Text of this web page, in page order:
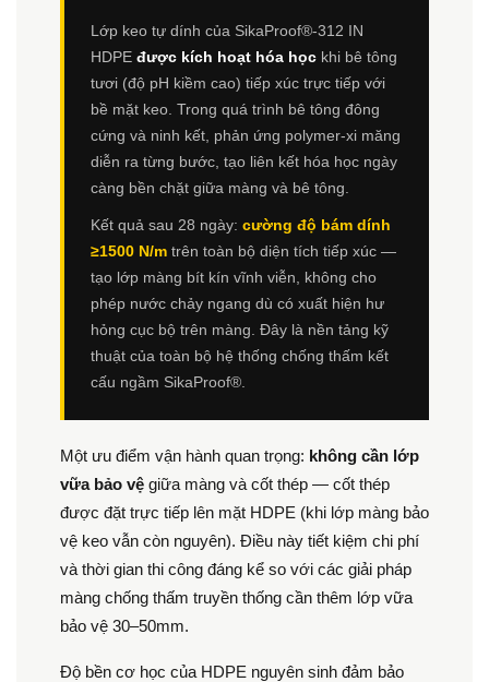
Lớp keo tự dính của SikaProof®-312 IN
HDPE được kích hoạt hóa học khi bê tông
tươi (độ pH kiềm cao) tiếp xúc trực tiếp với
bề mặt keo. Trong quá trình bê tông đông
cứng và ninh kết, phản ứng polymer-xi măng
diễn ra từng bước, tạo liên kết hóa học ngày
càng bền chặt giữa màng và bê tông.
Kết quả sau 28 ngày: cường độ bám dính
≥1500 N/m trên toàn bộ diện tích tiếp xúc —
tạo lớp màng bít kín vĩnh viễn, không cho
phép nước chảy ngang dù có xuất hiện hư
hỏng cục bộ trên màng. Đây là nền tảng kỹ
thuật của toàn bộ hệ thống chống thấm kết
cấu ngầm SikaProof®.
Một ưu điểm vận hành quan trọng: không cần lớp
vữa bảo vệ giữa màng và cốt thép — cốt thép
được đặt trực tiếp lên mặt HDPE (khi lớp màng bảo
vệ keo vẫn còn nguyên). Điều này tiết kiệm chi phí
và thời gian thi công đáng kể so với các giải pháp
màng chống thấm truyền thống cần thêm lớp vữa
bảo vệ 30–50mm.
Độ bền cơ học của HDPE nguyên sinh đảm bảo